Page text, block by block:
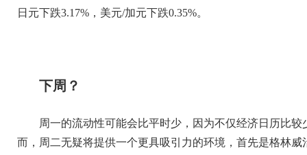
日元下跌3.17%，美元/加元下跌0.35%。
下周？
周一的流动性可能会比平时少，因为不仅经济日历比
而，周二无疑将提供一个更具吸引力的环境，首先是格林